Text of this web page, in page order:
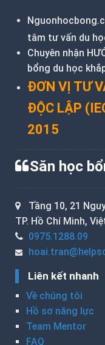
tâm tư vấn du
Chuyên nhận
bổng du học
ĐƠN VỊ TƯ
ĐỘC LẬP
2015
Săn học
Tầng 10, 21
TP. Hồ Chí Minh,
0975.1288.09
Liên kết nhanh
Về chúng tôi
Hồ sơ năng lực
Team Mentor
FAQ